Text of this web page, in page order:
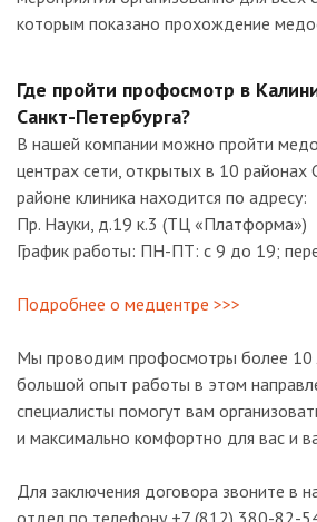
которым показано прохождение
Где пройти профосмотр в
Санкт-Петербурга?
В нашей компании можно пройти
центрах сети, открытых в 10
районе клиника находится по адресу:
Пр. Науки, д.19 к.3 (ТЦ «Платформа»)
График работы: ПН-ПТ: с 9 до 19;
Подробнее о медцентре >>>
Мы проводим профосмотры более 10
большой опыт работы в этом
специалисты помогут вам
и максимально комфортно для вас и
Для заключения договора звоните в
отдел по телефону +7 (812) 380-82-